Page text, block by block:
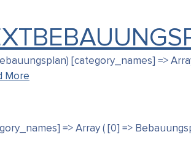
[category_names] =>
More
=> Array ( [0] =>